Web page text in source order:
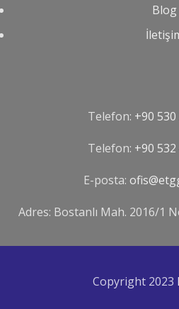
Blog
Telefon: +90
Telefon: ‪+90
E-posta:
Adres: Bostanlı Mah. 2016/1
Copyright 2023